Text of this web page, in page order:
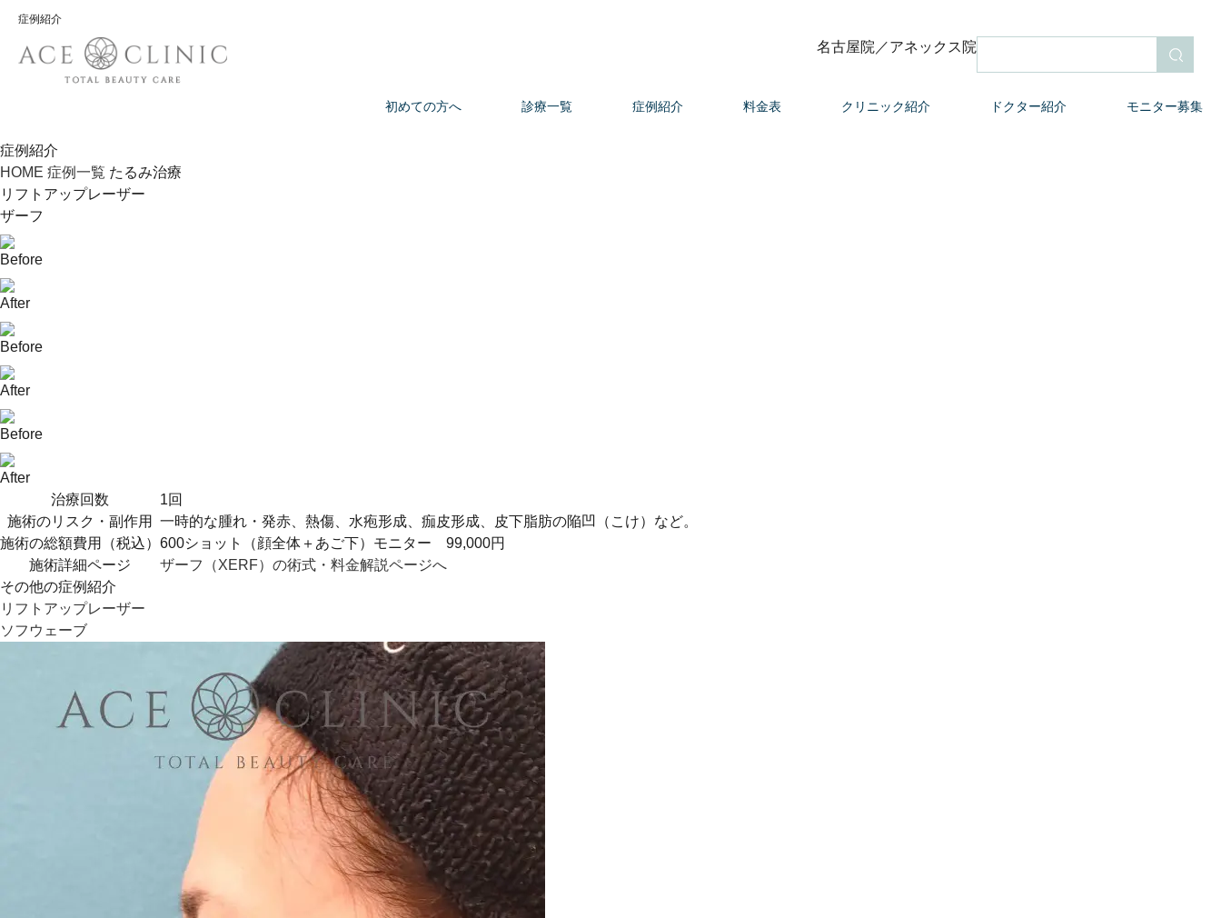
症例紹介
名古屋院 ／アネックス院
初めての方へ 診療一覧 症例紹介 料金表 クリニック紹介 ドクター紹介 モニター募集
症例紹介
HOME 症例一覧 たるみ治療
リフトアップレーザー
ザーフ
Before
After
Before
After
Before
After
治療回数
1回
施術のリスク・副作用
一時的な腫れ・発赤、熱傷、水疱形成、痂皮形成、皮下脂肪の陥凹（こけ）など。
施術の総額費用（税込） 600ショット（顔全体＋あご下）モニター 99,000円
施術詳細ページ
ザーフ（XERF）の術式・料金解説ページへ
その他の症例紹介
リフトアップレーザー
ソフウェーブ